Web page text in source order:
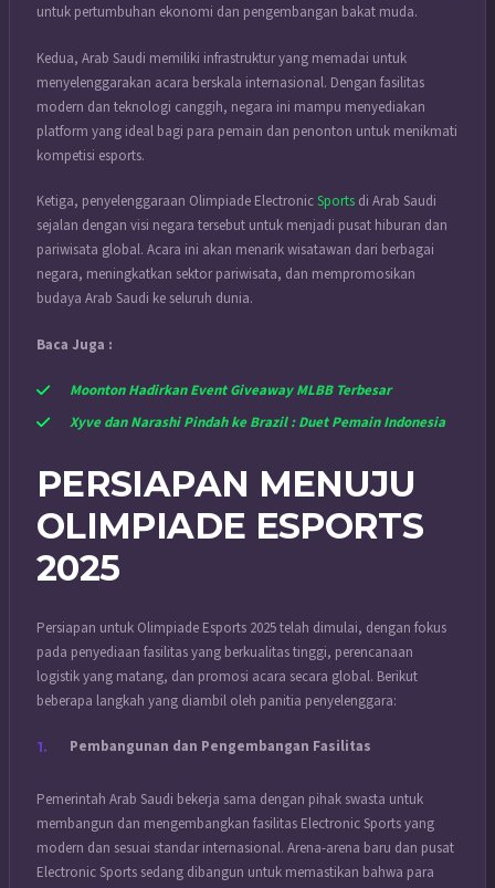
untuk pertumbuhan ekonomi dan pengembangan bakat muda.
Kedua, Arab Saudi memiliki infrastruktur yang memadai untuk
menyelenggarakan acara berskala internasional. Dengan fasilitas
modern dan teknologi canggih, negara ini mampu menyediakan
platform yang ideal bagi para pemain dan penonton untuk menikmati
kompetisi esports.
Ketiga, penyelenggaraan Olimpiade ElectronicSports di Arab Saudi
sejalan dengan visi negara tersebut untuk menjadi pusat hiburan dan
pariwisata global. Acara ini akan menarik wisatawan dari berbagai
negara, meningkatkan sektor pariwisata, dan mempromosikan
budaya Arab Saudi ke seluruh dunia.
Baca Juga :
Moonton Hadirkan Event Giveaway MLBB Terbesar
Xyve dan Narashi Pindah ke Brazil : Duet Pemain Indonesia
PERSIAPAN MENUJU
OLIMPIADE ESPORTS
2025
Persiapan untuk Olimpiade Esports 2025 telah dimulai, dengan fokus
pada penyediaan fasilitas yang berkualitas tinggi, perencanaan
logistik yang matang, dan promosi acara secara global. Berikut
beberapa langkah yang diambil oleh panitia penyelenggara:
Pembangunan dan Pengembangan Fasilitas
Pemerintah Arab Saudi bekerja sama dengan pihak swasta untuk
membangun dan mengembangkan fasilitas Electronic Sports yang
modern dan sesuai standar internasional. Arena-arena baru dan pusat
Electronic Sports sedang dibangun untuk memastikan bahwa para